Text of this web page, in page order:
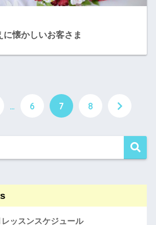
に懐かしいお客さま
… 6 7 8
レッスンスケジュール